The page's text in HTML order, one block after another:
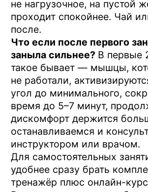
не расправляются до конца, глубокие
мышцы не держат. Ортопедический
матрас помогает частично. Полностью
задачу закрывает короткое занятие на
разгрузку с работой на глубокие
мышцы.
15 минут утром, регулярно. Это та
работа, которая идёт на причину — на
глубокие мышцы и разгрузку дисков, —
а не на маскировку симптома.
Материал носит информационный
характер и не заменяет консультацию
специалиста. При хронических
заболеваниях, болевом синдроме или
операциях на позвоночнике перед
началом занятий проконсультируйтесь с
лечащим врачом. Имеются